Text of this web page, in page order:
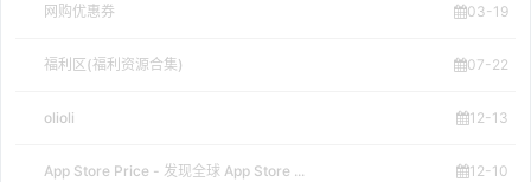
网购优惠券 03-19
福利区(福利资源合集) 07-22
olioli 12-13
App Store Price - 发现全球 App Store ... 12-10